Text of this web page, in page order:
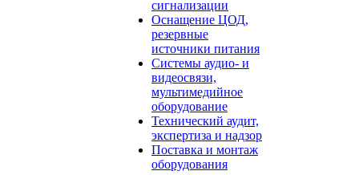
сигнализации
Оснащение ЦОД,
резервные
источники питания
Системы аудио- и
видеосвязи,
мультимедийное
оборудование
Технический аудит,
экспертиза и надзор
Поставка и монтаж
оборудования